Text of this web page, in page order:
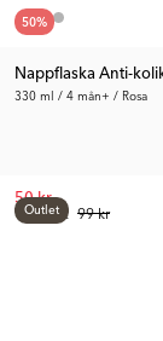
50%
Nappflaska Anti-
330 ml / 4 mån+ / Rosa
Tid. Pris: 99 kr
50 kr
Outlet